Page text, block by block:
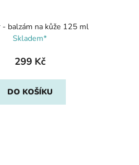
- balzám na kůže 125 ml
Skladem*
299 Kč
DO KOŠÍKU